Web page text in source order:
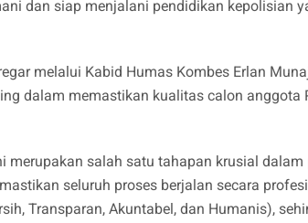
dan siap menjalani pendidikan kepolisian
melalui Kabid Humas Kombes Erlan
dalam memastikan kualitas calon anggota
merupakan salah satu tahapan krusial dalam
seluruh proses berjalan secara
Transparan, Akuntabel, dan Humanis),